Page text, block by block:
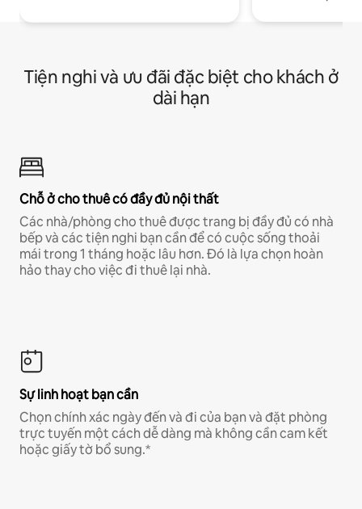
Tiện nghi và ưu đãi đặc biệt cho khách ở
dài hạn
Chỗ ở cho thuê có đầy đủ nội thất
Các nhà/phòng cho thuê được trang bị đầy đủ có nhà
bếp và các tiện nghi bạn cần để có cuộc sống thoải
mái trong 1 tháng hoặc lâu hơn. Đó là lựa chọn hoàn
hảo thay cho việc đi thuê lại nhà.
Sự linh hoạt bạn cần
Chọn chính xác ngày đến và đi của bạn và đặt phòng
trực tuyến một cách dễ dàng mà không cần cam kết
hoặc giấy tờ bổ sung.*